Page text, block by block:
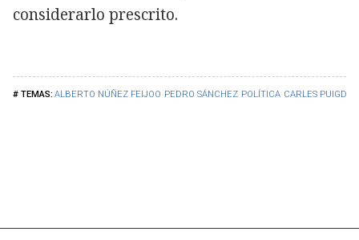
ALBERTO NÚÑEZ FEIJOO PEDRO SÁNCHEZ POLÍTICA CARLES
considerarlo prescrito.